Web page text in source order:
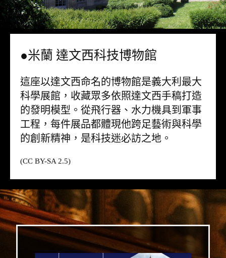
●米蘭 達文西科技博物館
這座以達文西命名的博物館是義大利最大
科學展館，收藏眾多依照達文西手稿打造
的發明模型。從飛行器、水力機具到軍事
工程，每件展品都體現他跨足藝術與科學
的創新精神，是科技迷必訪之地。
(CC BY-SA 2.5)